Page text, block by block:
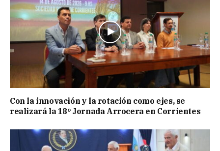
Con la innovación y la rotación como ejes, se
realizará la 18º Jornada Arrocera en Corrientes